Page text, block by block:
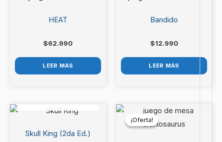
Debesacceder para publicar una valoración.
HEAT
$62.990
LEER MÁS
Bandido
$12.990
LEER MÁS
Skull King (2da Ed.)
¡Oferta!
¡Oferta!
El
original
El
actual